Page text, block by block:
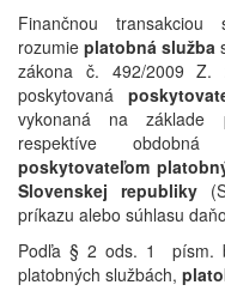
Finančnou
rozumieplatobná služba
zákona č. 492/2009 Z.
poskytovaná
vykonaná na základe
respektíve
poskytovateľom
Slovenskej republiky
príkazu alebo súhlasu
Podľa § 2 ods. 1
písm.
platobných službách,